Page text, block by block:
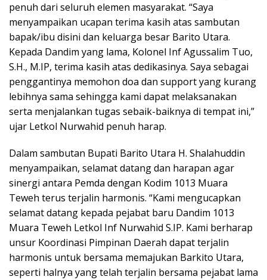
penuh dari seluruh elemen masyarakat. “Saya
menyampaikan ucapan terima kasih atas sambutan
bapak/ibu disini dan keluarga besar Barito Utara.
Kepada Dandim yang lama, Kolonel Inf Agussalim Tuo,
S.H., M.IP, terima kasih atas dedikasinya. Saya sebagai
penggantinya memohon doa dan support yang kurang
lebihnya sama sehingga kami dapat melaksanakan
serta menjalankan tugas sebaik-baiknya di tempat ini,”
ujar Letkol Nurwahid penuh harap.
Dalam sambutan Bupati Barito Utara H. Shalahuddin
menyampaikan, selamat datang dan harapan agar
sinergi antara Pemda dengan Kodim 1013 Muara
Teweh terus terjalin harmonis. “Kami mengucapkan
selamat datang kepada pejabat baru Dandim 1013
Muara Teweh Letkol Inf Nurwahid S.IP. Kami berharap
unsur Koordinasi Pimpinan Daerah dapat terjalin
harmonis untuk bersama memajukan Barkito Utara,
seperti halnya yang telah terjalin bersama pejabat lama